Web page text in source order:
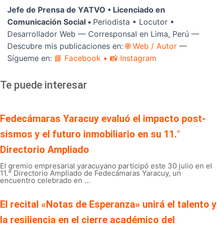
Jefe de Prensa de YATVO • Licenciado en
Comunicación Social • Periodista • Locutor •
Desarrollador Web — Corresponsal en Lima, Perú —
Descubre mis publicaciones en:🌐 Web / Autor —
Sígueme en: 📘 Facebook • 📸 Instagram
Te puede interesar
Fedecámaras Yaracuy evaluó el impacto post-
sismos y el futuro inmobiliario en su 11.°
Directorio Ampliado
El gremio empresarial yaracuyano participó este 30 julio en el
11.° Directorio Ampliado de Fedecámaras Yaracuy, un
encuentro celebrado en ...
El recital «Notas de Esperanza» unirá el talento y
la resiliencia en el cierre académico del